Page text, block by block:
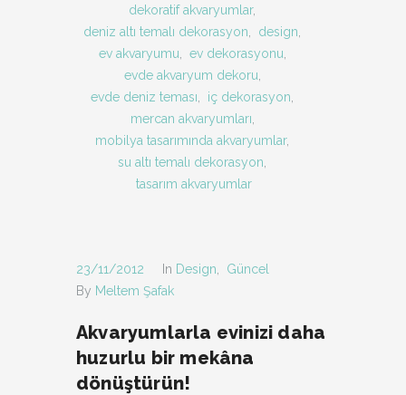
dekoratif akvaryumlar,
deniz altı temalı dekorasyon
design
ev akvaryumu
ev dekorasyonu
evde akvaryum dekoru
evde deniz teması
iç dekorasyon
mercan akvaryumları
mobilya tasarımında akvaryumlar,
su altı temalı dekorasyon
tasarım akvaryumlar
23/11/2012 In Design
Güncel
By Meltem Şafak
Akvaryumlarla evinizi daha
huzurlu bir mekâna
dönüştürün!